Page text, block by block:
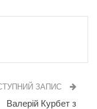
ЗАПИС
Валерій Курбет з